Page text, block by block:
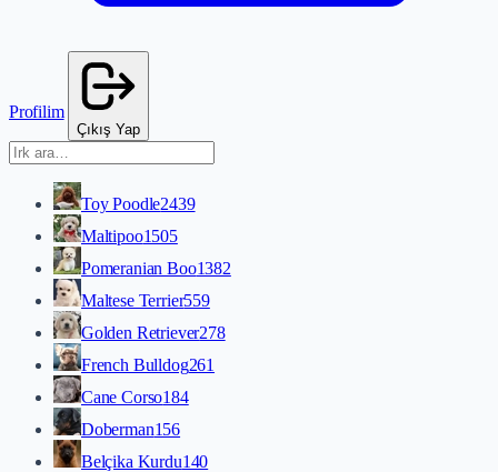
Profilim
Çıkış Yap
Toy Poodle2439
Maltipoo1505
Pomeranian Boo1382
Maltese Terrier559
Golden Retriever278
French Bulldog261
Cane Corso184
Doberman156
Belçika Kurdu140